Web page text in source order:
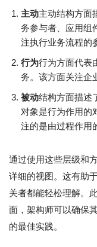
主动主动结构方面
务参与者、应用组
注执行业务流程的
行为行为方面代表
务。该方面关注企
被动结构方面描述
对象是行为作用的
注的是由过程作用
通过使用这些层级和
详细的视图。这有助
关者都能轻松理解。
面，架构师可以确保
的最佳实践。